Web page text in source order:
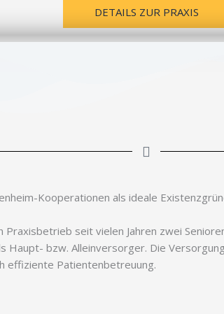
DETAILS ZUR PRAXIS
Kooperationen als ideale
seit vielen Jahren zwei
Haupt- bzw. Alleinversorger. Die
effiziente Patientenbetreuung.